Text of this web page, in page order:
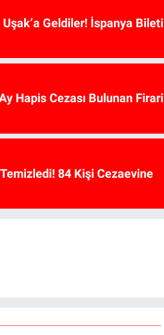
Geldiler! İspanya Bileti
Hapis Cezası Bulunan Firari
84 Kişi Cezaevine